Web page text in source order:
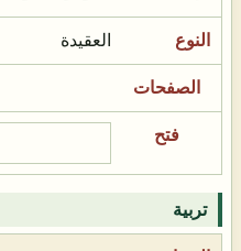
العقيدة
تربية